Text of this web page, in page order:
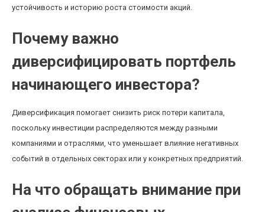
устойчивость и историю роста стоимости акций.
Почему важно
диверсифицировать портфель
начинающего инвестора?
Диверсификация помогает снизить риск потери капитала,
поскольку инвестиции распределяются между разными
компаниями и отраслями, что уменьшает влияние негативных
событий в отдельных секторах или у конкретных предприятий.
На что обращать внимание при